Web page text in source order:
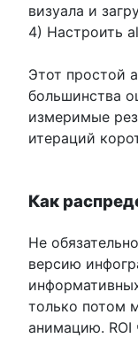
визуала и
4) Настроить
Этот простой
большинства
измеримые
итераций
Как
Не
версию
только потом
анимацию. ROI